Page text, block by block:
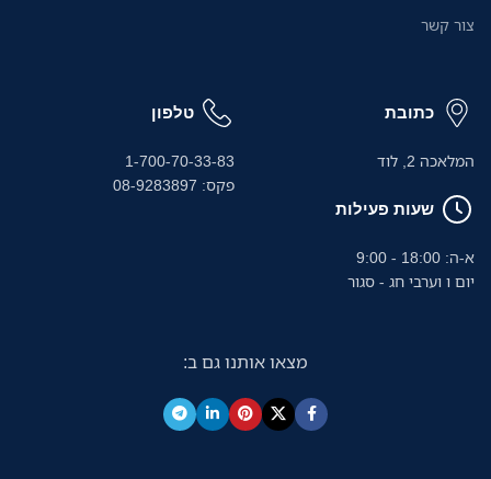
צור קשר
כתובת
המלאכה 2, לוד
שעות פעילות
א-ה: 18:00 - 9:00
יום ו וערבי חג - סגור
טלפון
1-700-70-33-83
פקס: 08-9283897
מצאו אותנו גם ב: